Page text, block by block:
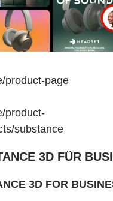
product-page
product-
substance
3D FÜR
3D FOR